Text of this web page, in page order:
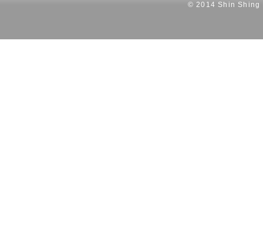
© 2014 Shin Shing